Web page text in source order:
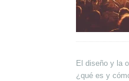
El diseño y la
¿qué es y